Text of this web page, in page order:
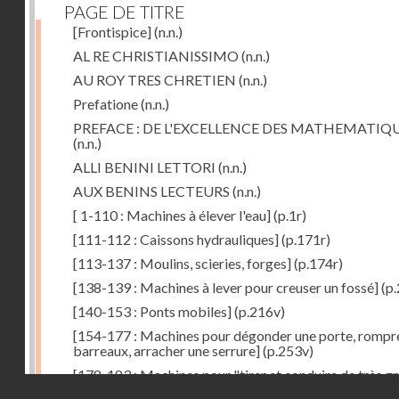
PAGE DE TITRE
[Frontispice](n.n.)
AL RE CHRISTIANISSIMO (n.n.)
AU ROY TRES CHRETIEN (n.n.)
Prefatione(n.n.)
PREFACE : DE L'EXCELLENCE DES
(n.n.)
ALLI BENINI LETTORI (n.n.)
AUX BENINS LECTEURS (n.n.)
[ 1-110 : Machines à élever l'eau](p.1r)
[111-112 : Caissons hydrauliques](p.171r)
[113-137 : Moulins, scieries, forges](p.174r)
[138-139 : Machines à lever pour creuser un fossé]
[140-153 : Ponts mobiles](p.216v)
[154-177 : Machines pour dégonder une porte,
barreaux, arracher une serrure](p.253v)
[178-183 : Machines pour "tirer et conduire de très